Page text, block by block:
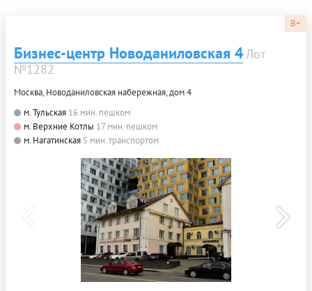
B+
Бизнес-центр Новоданиловская 4Лот
№1282
Москва, Новоданиловская набережная, дом 4
м. Тульская 16 мин. пешком
м. Верхние Котлы 17 мин. пешком
м. Нагатинская 5 мин. транспортом